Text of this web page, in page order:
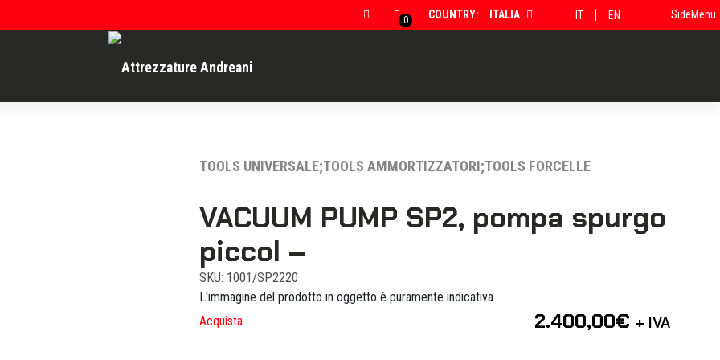
0 COUNTRY: ITALIA IT EN SideMenu
TOOLS UNIVERSALE;TOOLS AMMORTIZZATORI;TOOLS FORCELLE
VACUUM PUMP SP2, pompa spurgo
piccol –
SKU: 1001/SP2220
L'immagine del prodotto in oggetto è puramente indicativa
Acquista
2.400,00€ + IVA